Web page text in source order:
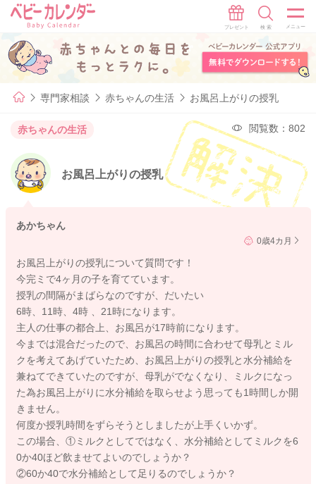
専門家相談 赤ちゃんの生活 お風呂上がりの授乳
赤ちゃんの生活 閲覧数：802
お風呂上がりの授乳
あかちゃん
0歳4カ月
お風呂上がりの授乳について質問です！
今完ミで4ヶ月の子を育てています。
授乳の間隔がまばらなのですが、だいたい
6時、11時、4時 、21時になります。
主人の仕事の都合上、お風呂が17時前になります。
今までは混合だったので、お風呂の時間に合わせて母乳とミル
クを考えてあげていたため、お風呂上がりの授乳と水分補給を
兼ねてできていたのですが、母乳がでなくなり、ミルクになっ
た為お風呂上がりに水分補給を取らせよう思っても1時間しか開
きません。
何度か授乳時間をずらそうとしましたが上手くいかず。
この場合、①ミルクとしてではなく、水分補給としてミルクを6
0か40ほど飲ませてよいのでしょうか？
②60か40で水分補給として足りるのでしょうか？